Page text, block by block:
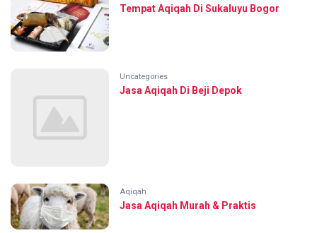
Tempat Aqiqah Di Sukaluyu Bogor
Uncategories
Jasa Aqiqah Di Beji Depok
Aqiqah
Jasa Aqiqah Murah & Praktis